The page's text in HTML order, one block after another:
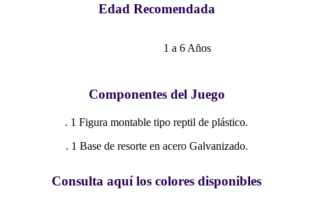
Edad Recomendada
1 a 6 Años
Componentes del Juego
. 1 Figura montable tipo reptil de plástico.
. 1 Base de resorte en acero Galvanizado.
Consulta aquí los colores disponibles